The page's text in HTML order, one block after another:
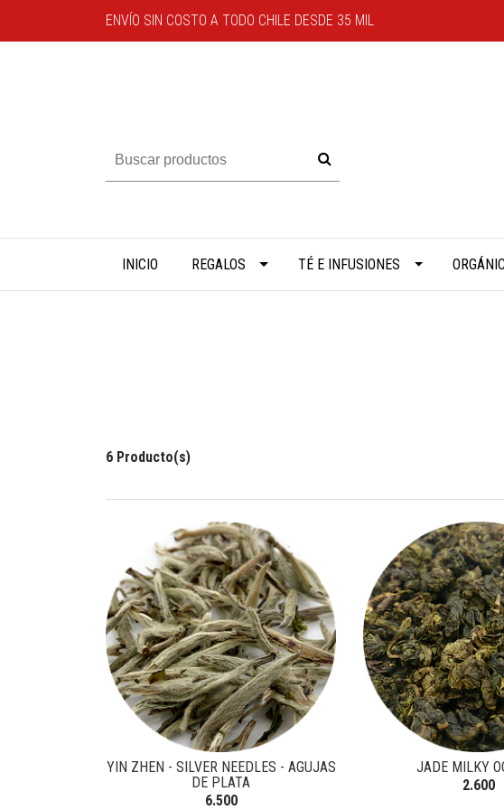
ENVÍO SIN COSTO A TODO CHILE DESDE 35 MIL
INICIO REGALOS TÉ E INFUSIONES
6 Producto(s)
YIN ZHEN - SILVER NEEDLES - AGUJAS
DE PLATA
6.500
JADE MILKY
2.600